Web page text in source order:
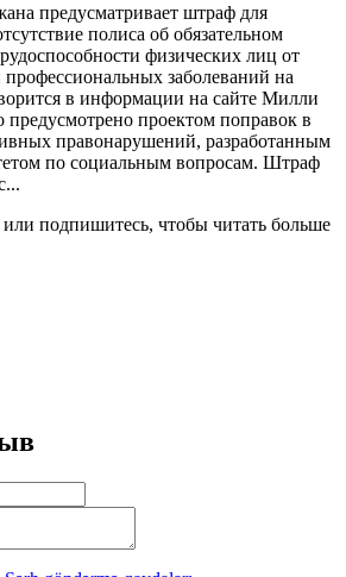
предусматривает штраф для
полиса об обязательном
физических лиц от
профессиональных заболеваний на
в информации на сайте Милли
проектом поправок в
правонарушений, разработанным
по социальным вопросам. Штраф
подпишитесь, чтобы читать больше